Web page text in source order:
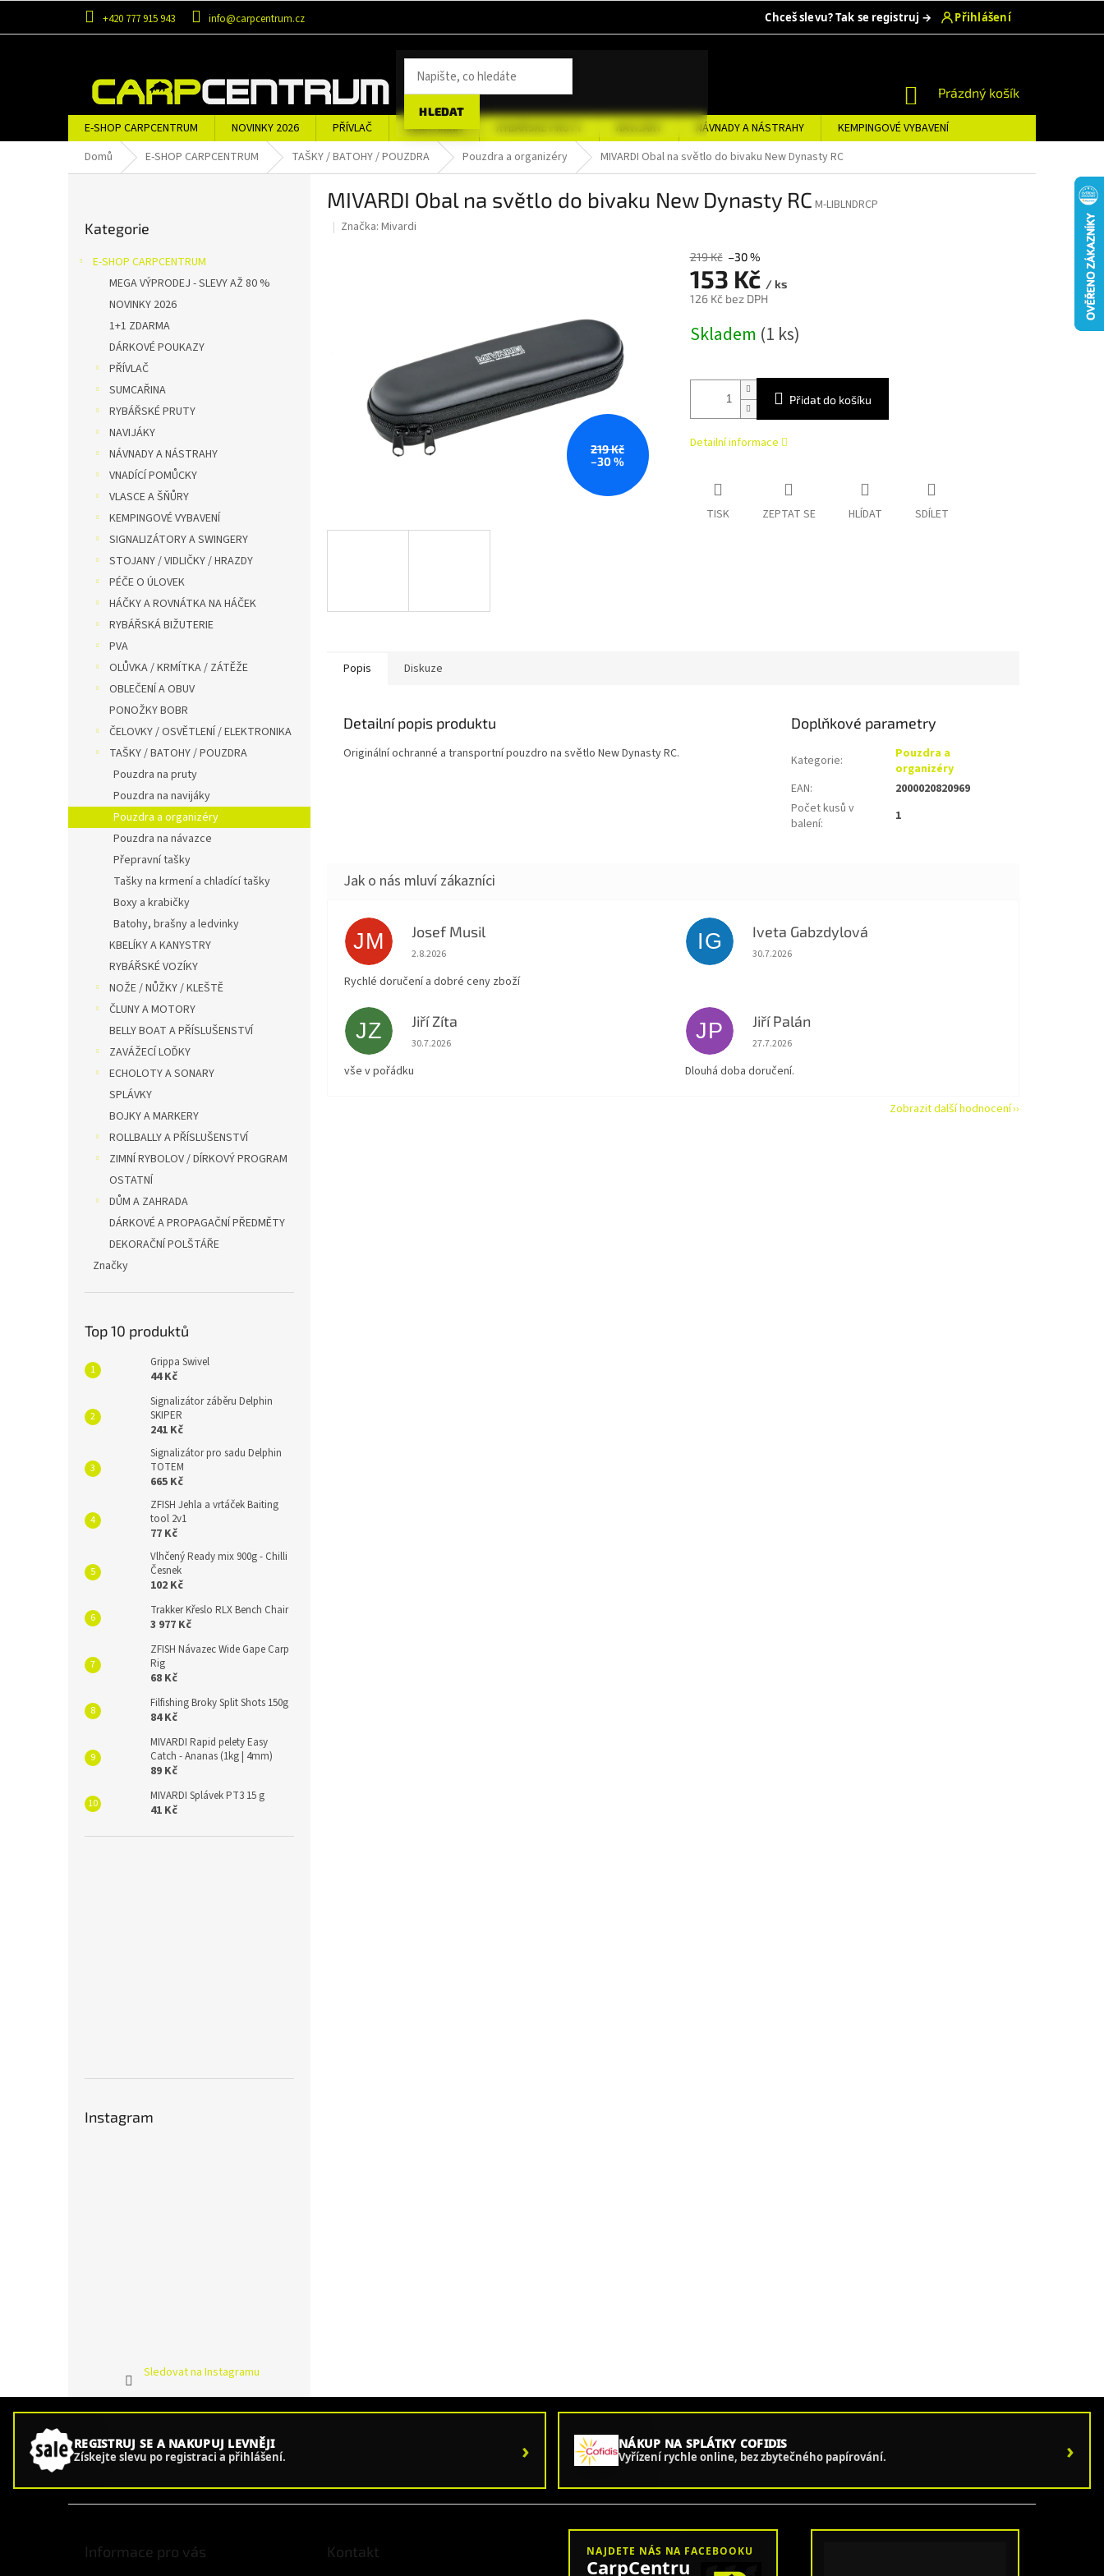
obsah
+420 777 915 943 info@carpcentrum.cz
HLEDAT
NÁKUPNÍ
KOŠÍK
Prázdný košík
E-SHOP CARPCENTRUM NOVINKY 2026 PŘÍVLAČ SUMCAŘINA RYBÁŘSKÉ PRUTY NAVIJÁKY NÁVNADY A NÁSTRAHY
KEMPINGOVÉ VYBAVENÍ
OBLEČENÍ A OBUV
ZNAČKY
Domů E-SHOP CARPCENTRUM TAŠKY / BATOHY / POUZDRA Pouzdra a organizéry MIVARDI Obal na světlo do bivaku New Dynasty RC
kategorie
Kategorie
E-SHOP CARPCENTRUM
MEGA VÝPRODEJ - SLEVY AŽ 80 %
NOVINKY 2026
1+1 ZDARMA
DÁRKOVÉ POUKAZY
PŘÍVLAČ
SUMCAŘINA
RYBÁŘSKÉ PRUTY
NAVIJÁKY
NÁVNADY A NÁSTRAHY
VNADÍCÍ POMŮCKY
VLASCE A ŠŇŮRY
KEMPINGOVÉ VYBAVENÍ
SIGNALIZÁTORY A SWINGERY
STOJANY / VIDLIČKY / HRAZDY
PÉČE O ÚLOVEK
HÁČKY A ROVNÁTKA NA HÁČEK
RYBÁŘSKÁ BIŽUTERIE
PVA
OLŮVKA / KRMÍTKA / ZÁTĚŽE
OBLEČENÍ A OBUV
PONOŽKY BOBR
ČELOVKY / OSVĚTLENÍ / ELEKTRONIKA
TAŠKY / BATOHY / POUZDRA
Pouzdra na pruty
Pouzdra na navijáky
Pouzdra a organizéry
Pouzdra na návazce
Přepravní tašky
Tašky na krmení a chladící tašky
Boxy a krabičky
Batohy, brašny a ledvinky
KBELÍKY A KANYSTRY
RYBÁŘSKÉ VOZÍKY
NOŽE / NŮŽKY / KLEŠTĚ
ČLUNY A MOTORY
BELLY BOAT A PŘÍSLUŠENSTVÍ
ZAVÁŽECÍ LOĎKY
ECHOLOTY A SONARY
SPLÁVKY
BOJKY A MARKERY
ROLLBALLY A PŘÍSLUŠENSTVÍ
ZIMNÍ RYBOLOV / DÍRKOVÝ PROGRAM
OSTATNÍ
DŮM A ZAHRADA
DÁRKOVÉ A PROPAGAČNÍ PŘEDMĚTY
DEKORAČNÍ POLŠTÁŘE
Značky
Top 10 produktů
Grippa Swivel
44 Kč
Signalizátor záběru Delphin
SKIPER
241 Kč
Signalizátor pro sadu Delphin
TOTEM
665 Kč
ZFISH Jehla a vrtáček Baiting
tool 2v1
77 Kč
Vlhčený Ready mix 900g - Chilli
Česnek
102 Kč
Trakker Křeslo RLX Bench Chair
3 977 Kč
ZFISH Návazec Wide Gape Carp
Rig
68 Kč
Filfishing Broky Split Shots 150g
84 Kč
MIVARDI Rapid pelety Easy
Catch - Ananas (1kg | 4mm)
89 Kč
MIVARDI Splávek PT3 15 g
41 Kč
Instagram
Sledovat na Instagramu
MIVARDI Obal na světlo do bivaku New Dynasty RC M-LIBLNDRCP
Značka: Mivardi
219 Kč
–30 %
219 Kč –30 %
153 Kč / ks
126 Kč bez DPH
cena:
Skladem (1 ks)
Přidat do košíku
Detailní informace
TISK ZEPTAT SE HLÍDAT SDÍLET
Popis Diskuze
Detailní popis produktu
Originální ochranné a transportní pouzdro na světlo New Dynasty RC.
Doplňkové parametry
Kategorie:
Pouzdra a
organizéry
EAN:
2000020820969
Počet kusů v
balení: 1
JM Josef Musil
Hodnocení obchodu je 5 z 5 hvězdiček.
2.8.2026
Rychlé doručení a dobré ceny zboží
IG Iveta Gabzdylová
Hodnocení obchodu je 5 z 5 hvězdiček.
30.7.2026
JZ Jiří Zíta
Hodnocení obchodu je 5 z 5 hvězdiček.
30.7.2026
vše v pořádku
JP Jiří Palán
Hodnocení obchodu je 5 z 5 hvězdiček.
27.7.2026
Dlouhá doba doručení.
Zobrazit další hodnocení
REGISTRUJ SE A NAKUPUJ LEVNĚJI
Získejte slevu po registraci a přihlášení. › NÁKUP NA SPLÁTKY COFIDIS
Vyřízení rychle online, bez zbytečného papírování. ›
Informace pro vás Kontakt NAJDETE NÁS NA FACEBOOKU
CarpCentru